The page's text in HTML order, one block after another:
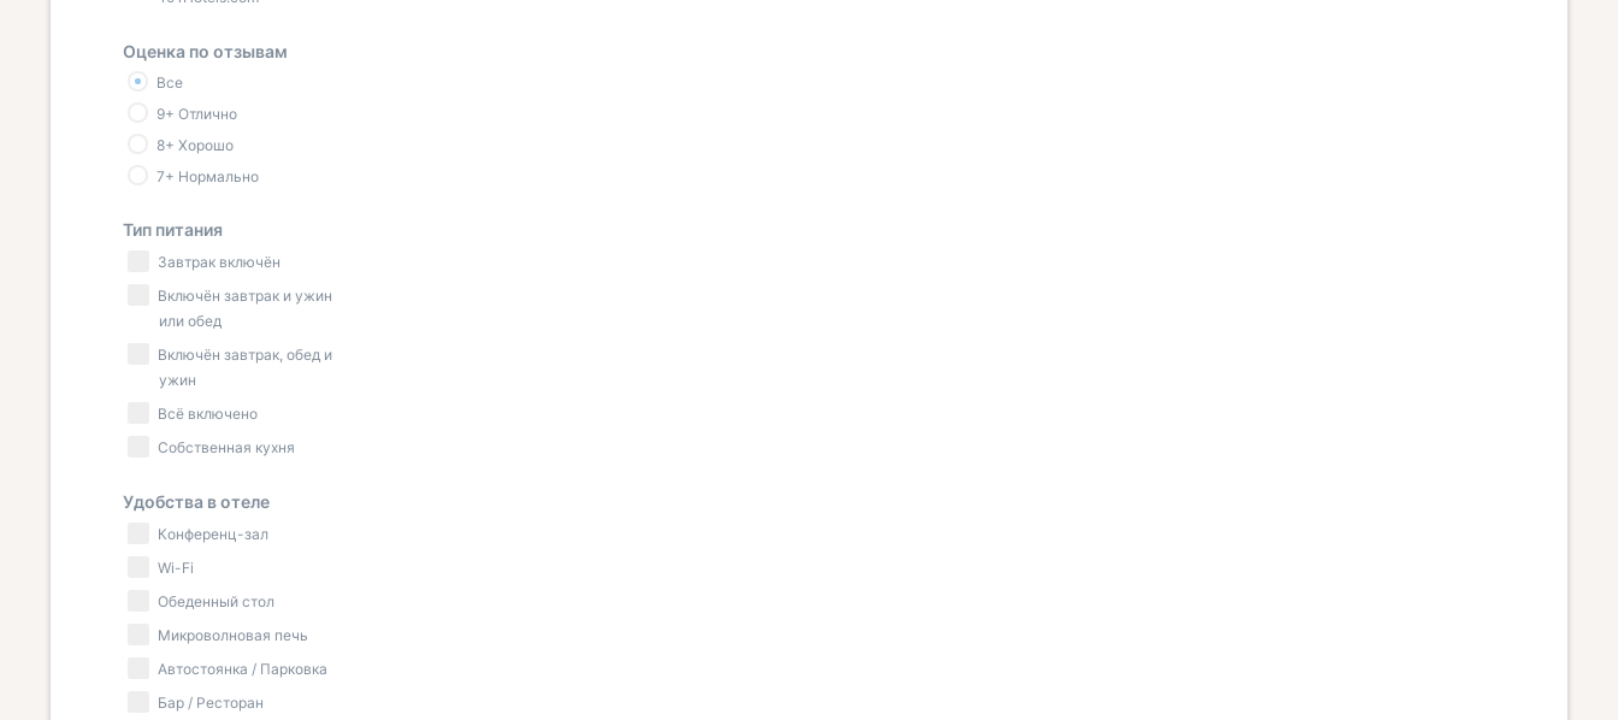
Оценка по отзывам
Все
9+ Отлично
8+ Хорошо
7+ Нормально
Тип питания
Завтрак включён
Включён завтрак и ужин
или обед
Включён завтрак, обед и
ужин
Всё включено
Собственная кухня
Удобства в отеле
Конференц-зал
Wi-Fi
Обеденный стол
Микроволновая печь
Автостоянка / Парковка
Бар / Ресторан